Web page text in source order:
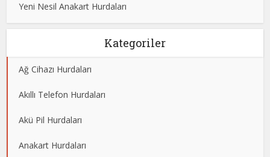
Yeni Nesil Anakart Hurdaları
Kategoriler
Ağ Cihazı Hurdaları
Akıllı Telefon Hurdaları
Akü Pil Hurdaları
Anakart Hurdaları